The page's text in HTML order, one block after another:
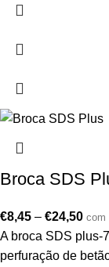
Broca SDS
€8,45 – €24,50 com
A broca SDS plus-
perfuração de